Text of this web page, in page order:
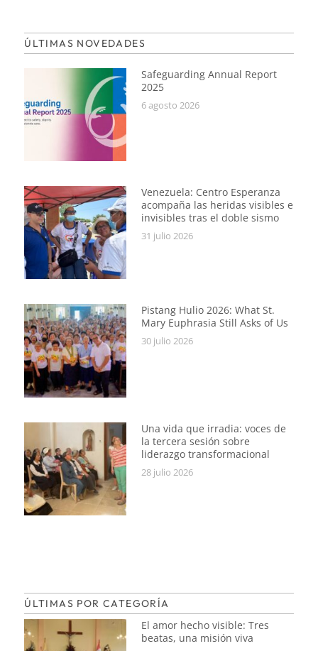
ÚLTIMAS NOVEDADES
Safeguarding Annual Report
2025
6 agosto 2026
Venezuela: Centro Esperanza
acompaña las heridas visibles e
invisibles tras el doble sismo
31 julio 2026
Pistang Hulio 2026: What St.
Mary Euphrasia Still Asks of Us
30 julio 2026
Una vida que irradia: voces de
la tercera sesión sobre
liderazgo transformacional
28 julio 2026
ÚLTIMAS POR CATEGORÍA
El amor hecho visible: Tres
beatas, una misión viva